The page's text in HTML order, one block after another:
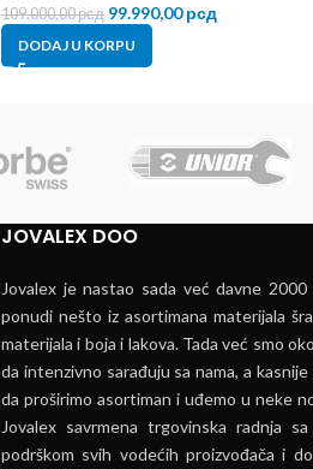
109.000,00рсд 99.990,00рсд
DODAJ U KORPU
JOVALEX DOO
Jovalex je nastao sada već davne
ponudi nešto iz asortimana materijala
materijala i boja i lakova. Tada već smo
da intenzivno sarađuju sa nama, a
da proširimo asortiman i uđemo u neke
Jovalex savrmena trgovinska radnja
podrškom svih vodećih proizvođača i